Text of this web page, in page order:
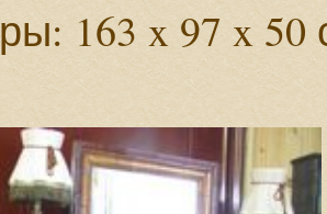
163 x 97 x 50